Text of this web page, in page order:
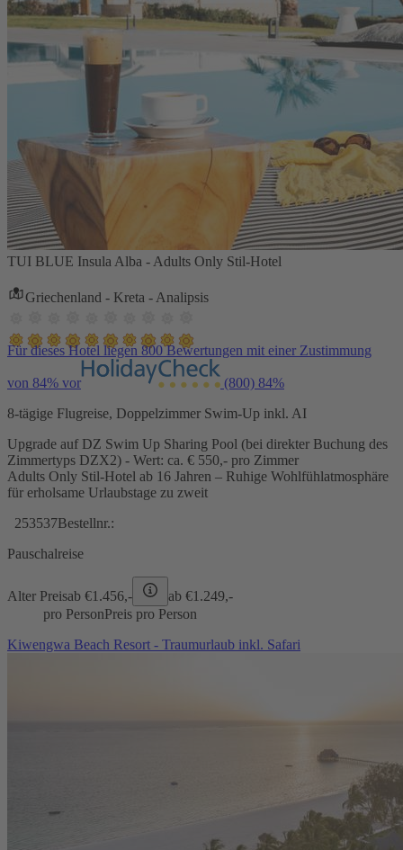
TUI BLUE Insula Alba - Adults Only Stil-Hotel
Griechenland - Kreta - Analipsis
Für dieses Hotel liegen 800 Bewertungen mit einer Zustimmung
von 84% vor (800) 84%
8-tägige Flugreise, Doppelzimmer Swim-Up inkl. AI
Upgrade auf DZ Swim Up Sharing Pool (bei direkter Buchung des
Zimmertyps DZX2) - Wert: ca. € 550,- pro Zimmer
Adults Only Stil-Hotel ab 16 Jahren – Ruhige Wohlfühlatmosphäre
für erholsame Urlaubstage zu zweit
253537Bestellnr.:
Pauschalreise
Alter Preisab €1.456,- ab €1.249,-
pro PersonPreis pro Person
Kiwengwa Beach Resort - Traumurlaub inkl. Safari